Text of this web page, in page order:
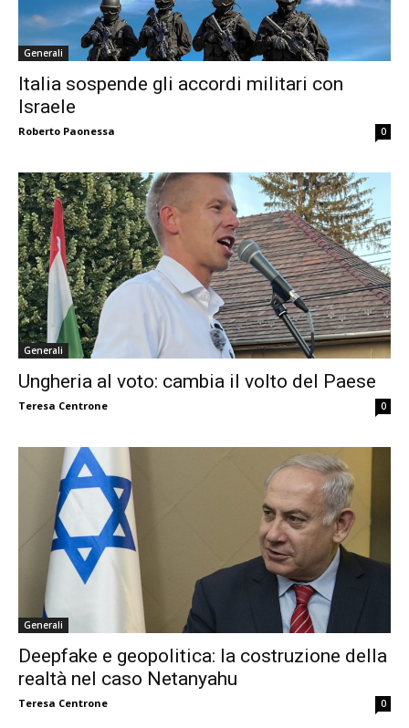
Generali
Italia sospende gli accordi militari con
Israele
Roberto Paonessa 0
Generali
Ungheria al voto: cambia il volto del Paese
Teresa Centrone 0
Generali
Deepfake e geopolitica: la costruzione della
realtà nel caso Netanyahu
Teresa Centrone 0